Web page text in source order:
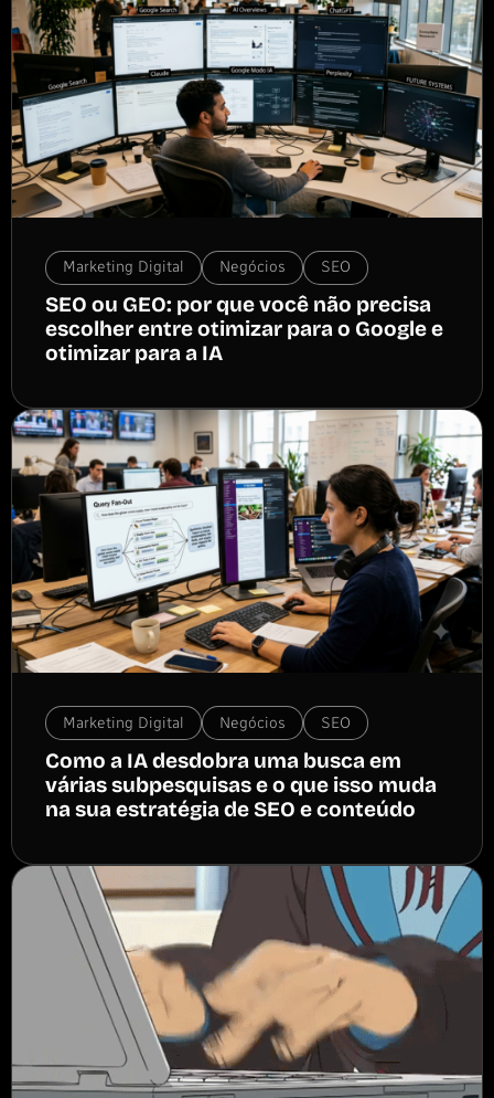
Marketing Digital Negócios SEO
SEO ou GEO: por que você não precisa
escolher entre otimizar para o Google e
otimizar para a IA
Marketing Digital Negócios SEO
Como a IA desdobra uma busca em
várias subpesquisas e o que isso muda
na sua estratégia de SEO e conteúdo